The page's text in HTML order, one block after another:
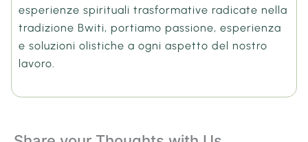
esperienze spirituali trasformative radicate nella
tradizione Bwiti, portiamo passione, esperienza
e soluzioni olistiche a ogni aspetto del nostro
lavoro.